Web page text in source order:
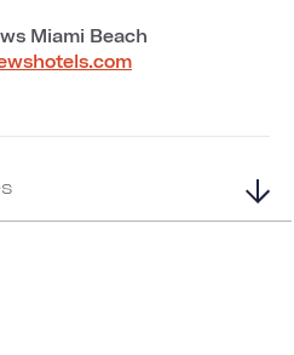
Miami Beach